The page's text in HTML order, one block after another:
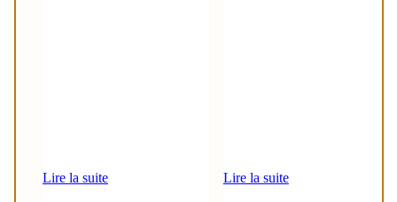
Lire la suite Lire la suite